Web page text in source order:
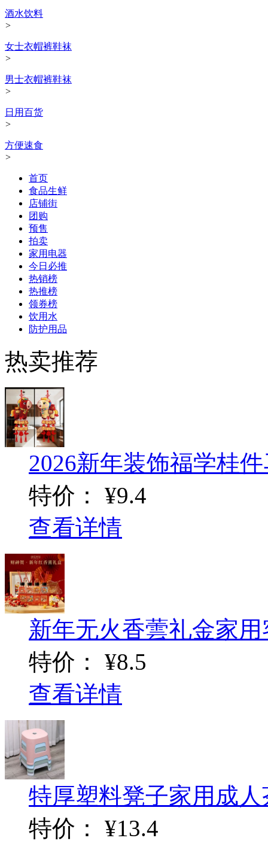
酒水饮料
>
女士衣帽裤鞋袜
>
男士衣帽裤鞋袜
>
日用百货
>
方便速食
>
首页
食品生鲜
店铺街
团购
预售
拍卖
家用电器
今日必推
热销榜
热推榜
领券榜
饮用水
防护用品
热卖推荐
2026新年装饰福学桂
特价：
¥9.4
查看详情
新年无火香蕓礼金家
特价：
¥8.5
查看详情
特厚塑料凳子家用成
特价：
¥13.4